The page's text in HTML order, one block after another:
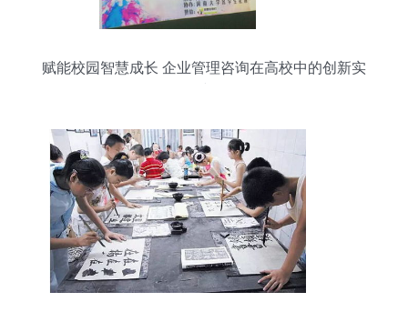
赋能校园智慧成长 企业管理咨询在高校中的创新实